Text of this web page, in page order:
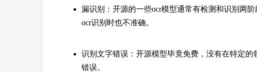
漏识别：开源的一些ocr模型通常有检测和识别两
ocr识别时也不准确。
识别文字错误：开源模型毕竟免费，没有在特定
错误。